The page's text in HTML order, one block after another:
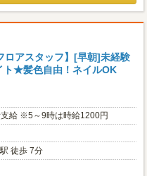
ロアスタッフ】[早朝]未経験
ト★髪色自由！ネイルOK
給 ※5～9時は時給1200円
徒歩 7分